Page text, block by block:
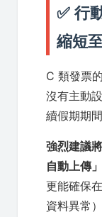
✅ 行
縮短
C 類發票
沒有主動
續假期期
強烈建議
自動上傳」
更能確保
資料異常